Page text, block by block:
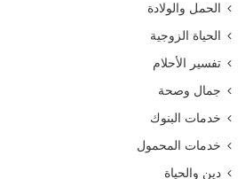
الحمل والولادة
الحياة الزوجية
تفسير الأحلام
جمال وصحة
خدمات البنوك
خدمات المحمول
دين والحياة